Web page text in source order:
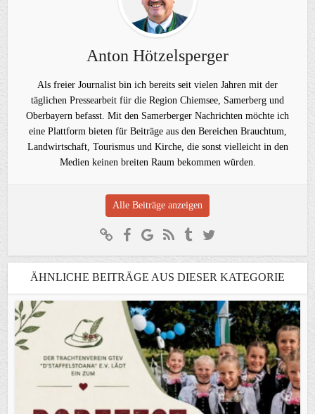
Anton Hötzelsperger
Als freier Journalist bin ich bereits seit vielen Jahren mit der
täglichen Pressearbeit für die Region Chiemsee, Samerberg und
Oberbayern befasst. Mit den Samerberger Nachrichten möchte ich
eine Plattform bieten für Beiträge aus den Bereichen Brauchtum,
Landwirtschaft, Tourismus und Kirche, die sonst vielleicht in den
Medien keinen breiten Raum bekommen würden.
Alle Beiträge anzeigen
ÄHNLICHE BEITRÄGE AUS DIESER KATEGORIE